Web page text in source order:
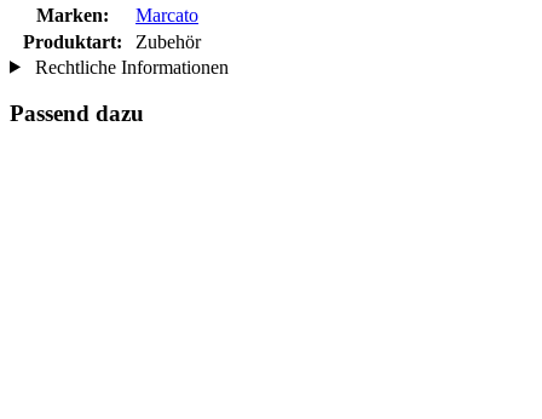
Marken:
Marcato
Produktart:
Zubehör
Rechtliche Informationen
Passend dazu